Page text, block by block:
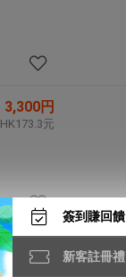
簽到賺回饋
新客註冊禮
3,300円
HK173.3元
2,280円
HK119.7元